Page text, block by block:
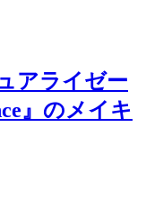
アライゼー
』のメイキ